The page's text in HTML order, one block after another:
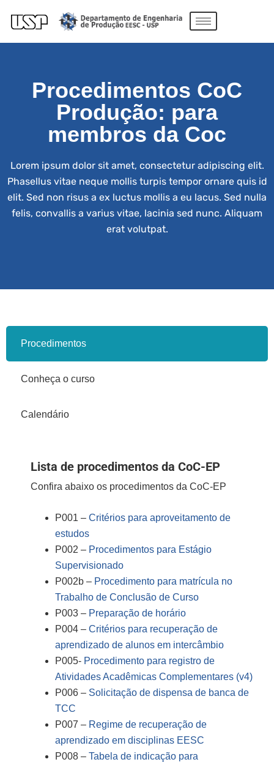
Procedimentos CoC
Produção​: para
membros da Coc
Lorem ipsum dolor sit amet, consectetur adipiscing elit.
Phasellus vitae neque mollis turpis tempor ornare quis id
elit. Sed non risus a ex luctus mollis a eu lacus. Sed nulla
felis, convallis a varius vitae, lacinia sed nunc. Aliquam
erat volutpat.
Procedimentos
Conheça o curso
Calendário
Lista de procedimentos da CoC-EP
Confira abaixo os procedimentos da CoC-EP
P001 – Critérios para aproveitamento de
estudos
P002 – Procedimentos para Estágio
Supervisionado
P002b – Procedimento para matrícula no
Trabalho de Conclusão de Curso
P003 – Preparação de horário
P004 – Critérios para recuperação de
aprendizado de alunos em intercâmbio
P005- Procedimento para registro de
Atividades Acadêmicas Complementares (v4)
P006 – Solicitação de dispensa de banca de
TCC
P007 – Regime de recuperação de
aprendizado em disciplinas EESC
P008 – Tabela de indicação para